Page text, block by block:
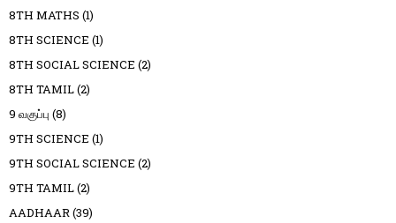
8TH MATHS (1)
8TH SCIENCE (1)
8TH SOCIAL SCIENCE (2)
8TH TAMIL(2)
9 வகுப்பு (8)
9TH SCIENCE (1)
9TH SOCIAL SCIENCE (2)
9TH TAMIL(2)
AADHAAR(39)